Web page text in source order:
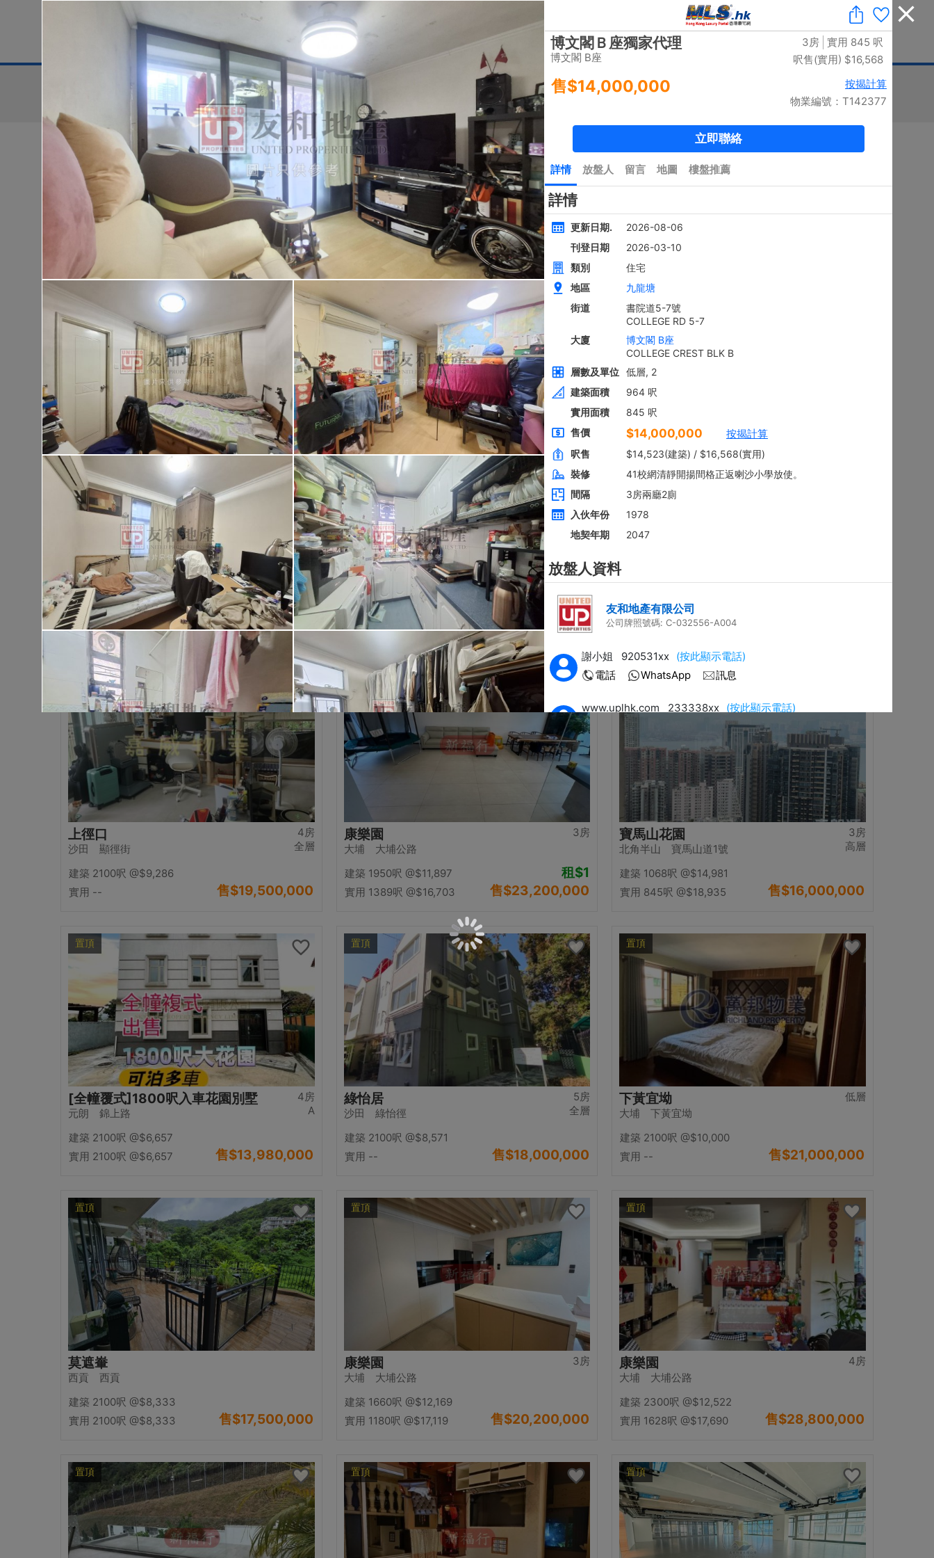
免費業主放盤 | 業主刪除樓盤 | ENG
豪宅成交 一手豪宅 豪宅市場消息 豪宅論壇 按揭計算 印花稅
售盤 類別 間隔 排序
個 / 有相： 5784個
黃金置頂
低層
華樂豪庭
大埔 大埔頭村
建築 1400呎
@$9,500
售$13,300,000
黃金置頂
4房
全層
西貢近路樓新全幢
西貢
建築 2100呎 @$5,714
實用 --
售$12,000,000
黃金置頂
上徑口
沙田 顯徑街
建築 2100呎
高層
九龍廣場
長沙灣 青山道485號
建築 3631呎@$4,682
實用 2542呎@$6,688
租$76,800
售$17,000,000
置頂
3房
低層
東方花園
何文田 太子道西236-238號
建築 1350呎
@$9,259
實用 1058呎@$11,815 售$12,500,000
置頂
御花園
西貢 南邊圍路7號
建築 2003呎@$6,980
實用 1234呎@$11,329
置頂
4房
全層
上徑口
沙田 顯徑街
建築 2100呎 @$9,286
實用 --
售$19,500,000
置頂
3房
康樂園
大埔 大埔公路
建築 1950呎 @$11,897
實用 1389呎 @$16,703
租$1
售$23,200,000
置頂
3房
高層
寶馬山花園
北角半山 寶馬山道1號
建築 1068呎 @$14,981
實用 845呎 @$18,935 售$16,000,000
置頂
4房
A
[全幢覆式]1800呎入車花園別墅
元朗 錦上路
建築 2100呎 @$6,657
實用 2100呎 @$6,657 售$13,980,000
置頂
5房
全層
綠怡居
沙田 綠怡徑
建築 2100呎 @$8,571
實用 --
售$18,000,000
置頂
低層
下黃宜坳
大埔 下黃宜坳
建築 2100呎 @$10,000
實用 --
售$21,000,000
置頂
莫遮輋
西貢 西貢
建築 2100呎 @$8,333
實用 2100呎 @$8,333 售$17,500,000
置頂
3房
康樂園
大埔 大埔公路
建築 1660呎 @$12,169
實用 1180呎 @$17,119 售$20,200,000
置頂
4房
康樂園
大埔 大埔公路
建築 2300呎 @$12,522
實用 1628呎 @$17,690 售$28,800,000
置頂 置頂 置頂